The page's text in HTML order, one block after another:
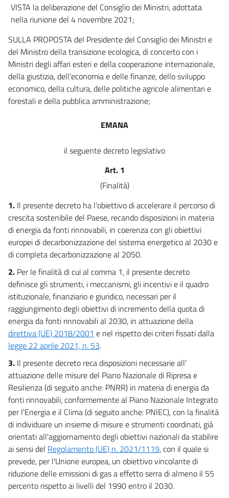
VISTA la deliberazione del Consiglio dei Ministri, adottata
nella riunione del 4 novembre 2021;
SULLA PROPOSTA del Presidente del Consiglio dei Ministri e
del Ministro della transizione ecologica, di concerto con i
Ministri degli affari esteri e della cooperazione internazionale,
della giustizia, dell'economia e delle finanze, dello sviluppo
economico, della cultura, delle politiche agricole alimentari e
forestali e della pubblica amministrazione;
EMANA
il seguente decreto legislativo
Art. 1
(Finalità)
1. Il presente decreto ha l'obiettivo di accelerare il percorso di
crescita sostenibile del Paese, recando disposizioni in materia
di energia da fonti rinnovabili, in coerenza con gli obiettivi
europei di decarbonizzazione del sistema energetico al 2030 e
di completa decarbonizzazione al 2050.
2. Per le finalità di cui al comma 1, il presente decreto
definisce gli strumenti, i meccanismi, gli incentivi e il quadro
istituzionale, finanziario e giuridico, necessari per il
raggiungimento degli obiettivi di incremento della quota di
energia da fonti rinnovabili al 2030, in attuazione della
direttiva (UE) 2018/2001 e nel rispetto dei criteri fissati dalla
legge 22 aprile 2021, n. 53.
3. Il presente decreto reca disposizioni necessarie all'
attuazione delle misure del Piano Nazionale di Ripresa e
Resilienza (di seguito anche: PNRR) in materia di energia da
fonti rinnovabili, conformemente al Piano Nazionale Integrato
per l'Energia e il Clima (di seguito anche: PNIEC), con la finalità
di individuare un insieme di misure e strumenti coordinati, già
orientati all'aggiornamento degli obiettivi nazionali da stabilire
ai sensi del Regolamento (UE) n. 2021/1119, con il quale si
prevede, per l'Unione europea, un obiettivo vincolante di
riduzione delle emissioni di gas a effetto serra di almeno il 55
percento rispetto ai livelli del 1990 entro il 2030.